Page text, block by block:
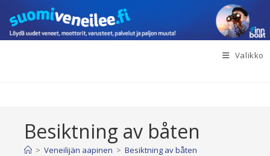
suoraan
sisältöön
Valikko
Besiktning av båten
> Veneilijän aapinen > Besiktning av båten